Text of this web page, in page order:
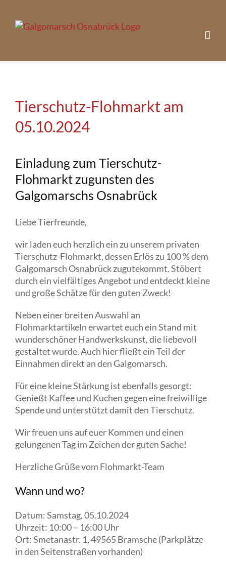
Inhalt
springen
Tierschutz-Flohmarkt am
05.10.2024
Einladung zum Tierschutz-
Flohmarkt zugunsten des
Galgomarschs Osnabrück
Liebe Tierfreunde,
wir laden euch herzlich ein zu unserem privaten
Tierschutz-Flohmarkt, dessen Erlös zu 100 % dem
Galgomarsch Osnabrück zugutekommt. Stöbert
durch ein vielfältiges Angebot und entdeckt kleine
und große Schätze für den guten Zweck!
Neben einer breiten Auswahl an
Flohmarktartikeln erwartet euch ein Stand mit
wunderschöner Handwerkskunst, die liebevoll
gestaltet wurde. Auch hier fließt ein Teil der
Einnahmen direkt an den Galgomarsch.
Für eine kleine Stärkung ist ebenfalls gesorgt:
Genießt Kaffee und Kuchen gegen eine freiwillige
Spende und unterstützt damit den Tierschutz.
Wir freuen uns auf euer Kommen und einen
gelungenen Tag im Zeichen der guten Sache!
Herzliche Grüße vom Flohmarkt-Team
Wann und wo?
Datum: Samstag, 05.10.2024
Uhrzeit: 10:00 – 16:00 Uhr
Ort: Smetanastr. 1, 49565 Bramsche (Parkplätze
in den Seitenstraßen vorhanden)